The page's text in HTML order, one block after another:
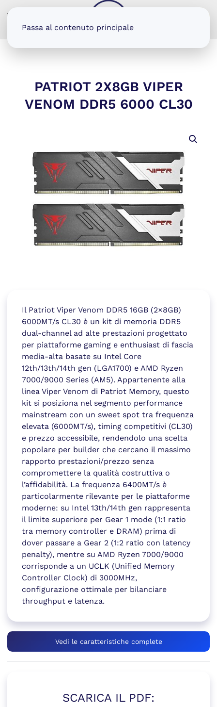
Passa al contenuto principale
PATRIOT 2X8GB VIPER
VENOM DDR5 6000 CL30
Il Patriot Viper Venom DDR5 16GB (2×8GB)
6000MT/s CL30 è un kit di memoria DDR5
dual-channel ad alte prestazioni progettato
per piattaforme gaming e enthusiast di fascia
media-alta basate su Intel Core
12th/13th/14th gen (LGA1700) e AMD Ryzen
7000/9000 Series (AM5). Appartenente alla
linea Viper Venom di Patriot Memory, questo
kit si posiziona nel segmento performance
mainstream con un sweet spot tra frequenza
elevata (6000MT/s), timing competitivi (CL30)
e prezzo accessibile, rendendolo una scelta
popolare per builder che cercano il massimo
rapporto prestazioni/prezzo senza
compromettere la qualità costruttiva o
l’affidabilità. La frequenza 6400MT/s è
particolarmente rilevante per le piattaforme
moderne: su Intel 13th/14th gen rappresenta
il limite superiore per Gear 1 mode (1:1 ratio
tra memory controller e DRAM) prima di
dover passare a Gear 2 (1:2 ratio con latency
penalty), mentre su AMD Ryzen 7000/9000
corrisponde a un UCLK (Unified Memory
Controller Clock) di 3000MHz,
configurazione ottimale per bilanciare
throughput e latenza.
Vedi le caratteristiche complete
SCARICA IL PDF: